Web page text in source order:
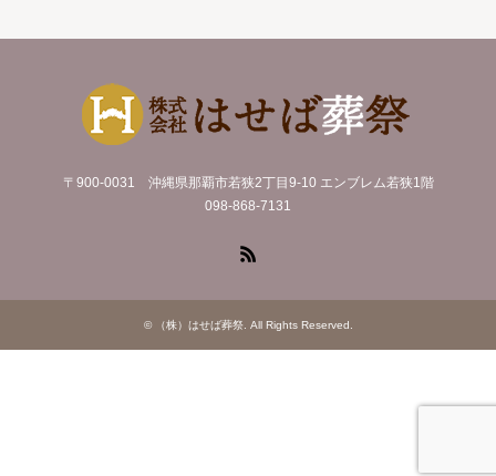
〒900-0031 沖縄県那覇市若狭2丁目9-10 エンブレム若狭1階
098-868-7131
© （株）はせば葬祭. All Rights Reserved.